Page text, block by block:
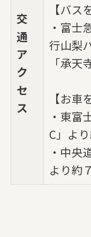
交
通
ア
ク
セ
ス
【バス
・富士
行山梨
「承
【お車
・東富
C」よ
・中央
より約